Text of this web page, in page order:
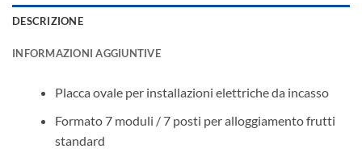
DESCRIZIONE
INFORMAZIONI AGGIUNTIVE
Placca ovale per installazioni elettriche da incasso
Formato 7 moduli / 7 posti per alloggiamento frutti
standard